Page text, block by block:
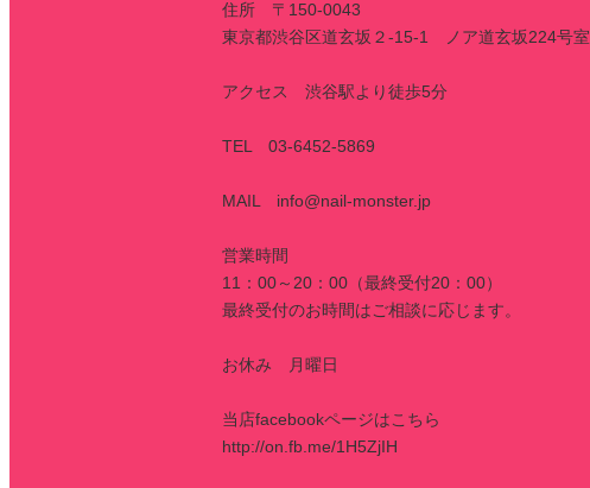
住所 〒150-0043
東京都渋谷区道玄坂２-15-1 ノア道玄坂224号室
アクセス 渋谷駅より徒歩5分
TEL 03-6452-5869
MAIL info@nail-monster.jp
営業時間
11：00～20：00（最終受付20：00）
最終受付のお時間はご相談に応じます。
お休み 月曜日
当店facebookページはこちら
http://on.fb.me/1H5ZjIH